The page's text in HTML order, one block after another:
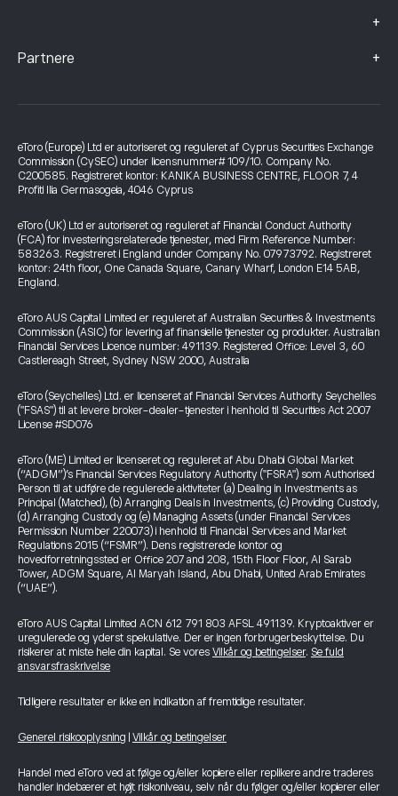
+
Partnere +
eToro (Europe) Ltd er autoriseret og reguleret af Cyprus Securities Exchange
Commission (CySEC) under licensnummer# 109/10. Company No.
C200585. Registreret kontor: KANIKA BUSINESS CENTRE, FLOOR 7, 4
Profiti Ilia Germasogeia, 4046 Cyprus
eToro (UK) Ltd er autoriseret og reguleret af Financial Conduct Authority
(FCA) for investeringsrelaterede tjenester, med Firm Reference Number:
583263. Registreret i England under Company No. 07973792. Registreret
kontor: 24th floor, One Canada Square, Canary Wharf, London E14 5AB,
England.
eToro AUS Capital Limited er reguleret af Australian Securities & Investments
Commission (ASIC) for levering af finansielle tjenester og produkter. Australian
Financial Services Licence number: 491139. Registered Office: Level 3, 60
Castlereagh Street, Sydney NSW 2000, Australia
eToro (Seychelles) Ltd. er licenseret af Financial Services Authority Seychelles
("FSAS") til at levere broker-dealer-tjenester i henhold til Securities Act 2007
License #SD076
eToro (ME) Limited er licenseret og reguleret af Abu Dhabi Global Market
(“ADGM”)’s Financial Services Regulatory Authority ("FSRA") som Authorised
Person til at udføre de regulerede aktiviteter (a) Dealing in Investments as
Principal (Matched), (b) Arranging Deals in Investments, (c) Providing Custody,
(d) Arranging Custody og (e) Managing Assets (under Financial Services
Permission Number 220073) i henhold til Financial Services and Market
Regulations 2015 (“FSMR”). Dens registrerede kontor og
hovedforretningssted er Office 207 and 208, 15th Floor Floor, Al Sarab
Tower, ADGM Square, Al Maryah Island, Abu Dhabi, United Arab Emirates
(“UAE”).
eToro AUS Capital Limited ACN 612 791 803 AFSL 491139. Kryptoaktiver er
uregulerede og yderst spekulative. Der er ingen forbrugerbeskyttelse. Du
risikerer at miste hele din kapital. Se vores Vilkår og betingelser. Se fuld
ansvarsfraskrivelse
Tidligere resultater er ikke en indikation af fremtidige resultater.
Generel risikooplysning Vilkår og betingelser
Handel med eToro ved at følge og/eller kopiere eller replikere andre traderes
handler indebærer et højt risikoniveau, selv når du følger og/eller kopierer eller